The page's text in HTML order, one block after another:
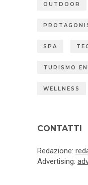
OUTDOOR
SPA
TURISMO
WELLNESS
CONTATTI
Redazione:
Advertising: